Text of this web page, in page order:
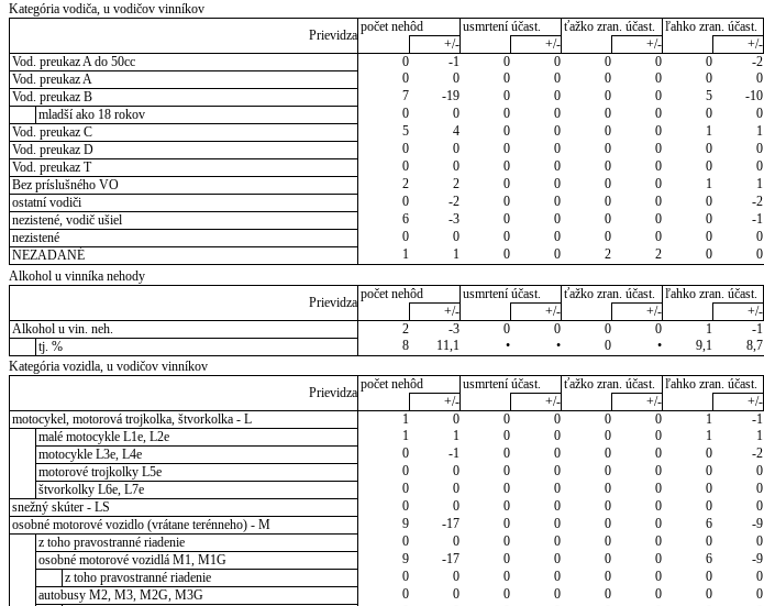
Kategória vodiča, u vodičov vinníkov
Prievidza
počet nehôd usmrtení účast. ťažko zran. účast. ľahko zran. účast.
+/-
+/- +/- +/-
Vod. preukaz A do 50cc
0 -1 0 0 0 0 0 -2
Vod. preukaz A
0 0 0 0 0 0 0 0
Vod. preukaz B
7 -19 0 0 0 0 5 -10
mladší ako 18 rokov
0 0 0 0 0 0 0 0
Vod. preukaz C
5 4 0 0 0 0 1 1
Vod. preukaz D
0 0 0 0 0 0 0 0
Vod. preukaz T
0 0 0 0 0 0 0 0
Bez príslušného VO
2 2 0 0 0 0 1 1
ostatní vodiči
0 -2 0 0 0 0 0 -2
nezistené, vodič ušiel
6 -3 0 0 0 0 0 -1
nezistené
0 0 0 0 0 0 0 0
NEZADANÉ
1 1 0 0 2 2 0 0
Alkohol u vinníka nehody
Prievidza
počet nehôd usmrtení účast. ťažko zran. účast. ľahko zran. účast.
+/-
+/- +/- +/-
Alkohol u vin. neh.
2 -3 0 0 0 0 1 -1
tj. %
8 11,1 • • 0 • 9,1 8,7
Kategória vozidla, u vodičov vinníkov
Prievidza
počet nehôd usmrtení účast. ťažko zran. účast. ľahko zran. účast.
+/-
+/- +/- +/-
motocykel, motorová trojkolka, štvorkolka - L
1 0 0 0 0 0 1 -1
malé motocykle L1e, L2e
1 1 0 0 0 0 1 1
motocykle L3e, L4e
0 -1 0 0 0 0 0 -2
motorové trojkolky L5e
0 0 0 0 0 0 0 0
štvorkolky L6e, L7e
0 0 0 0 0 0 0 0
snežný skúter - LS
0 0 0 0 0 0 0 0
osobné motorové vozidlo (vrátane terénneho) - M
9 -17 0 0 0 0 6 -9
z toho pravostranné riadenie
0 0 0 0 0 0 0 0
osobné motorové vozidlá M1, M1G
9 -17 0 0 0 0 6 -9
z toho pravostranné riadenie
0 0 0 0 0 0 0 0
autobusy M2, M3, M2G, M3G
0 0 0 0 0 0 0 0